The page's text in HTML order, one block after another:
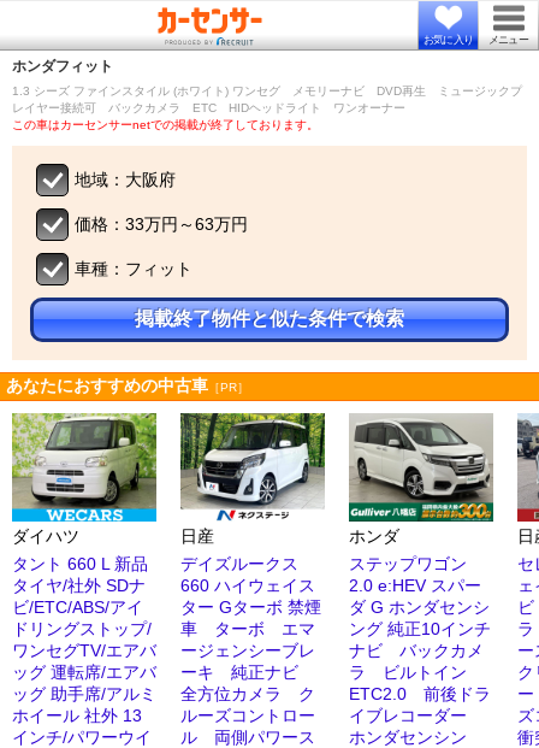
お気に入り メニュー
ホンダフィット
1.3 シーズ ファインスタイル (ホワイト) ワンセグ メモリーナビ DVD再生 ミュージックプ
レイヤー接続可 バックカメラ ETC HIDヘッドライト ワンオーナー
この車はカーセンサーnetでの掲載が終了しております。
地域：大阪府
価格：33万円～63万円
車種：フィット
掲載終了物件と似た条件で検索
あなたにおすすめの中古車 ［PR］
ダイハツ
タント 660 L 新品
タイヤ/社外 SDナ
ビ/ETC/ABS/アイ
ドリングストップ/
ワンセグTV/エアバ
ッグ 運転席/エアバ
ッグ 助手席/アルミ
ホイール 社外 13
インチ/パワーウイ
日産
デイズルークス
660 ハイウェイス
ター Gターボ 禁煙
車 ターボ エマ
ージェンシーブレ
ーキ 純正ナビ
全方位カメラ ク
ルーズコントロー
ル 両側パワース
ホンダ
ステップワゴン
2.0 e:HEV スパー
ダ G ホンダセンシ
ング 純正10インチ
ナビ バックカメ
ラ ビルトイン
ETC2.0 前後ドラ
イブレコーダー
ホンダセンシン
日
セ
ク
衝